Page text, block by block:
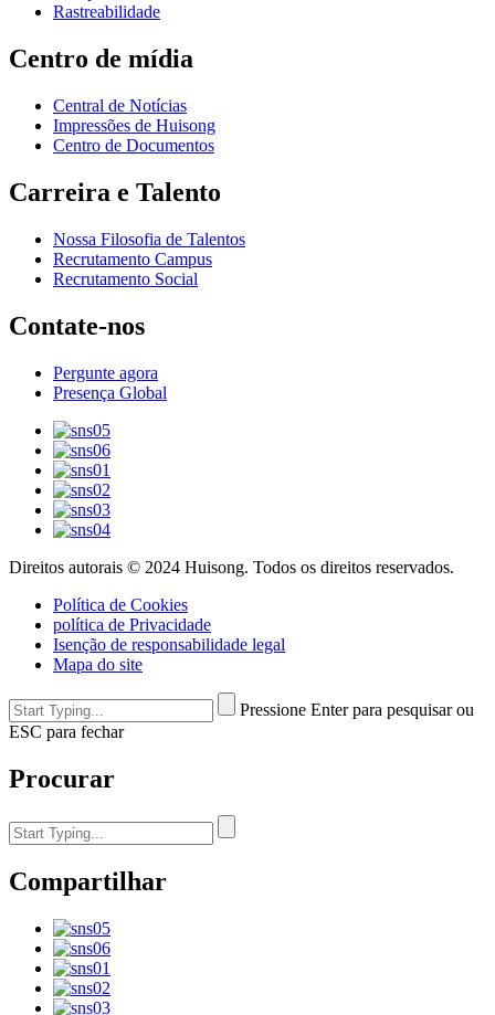
Rastreabilidade
Centro de mídia
Central de Notícias
Impressões de Huisong
Centro de Documentos
Carreira e Talento
Nossa Filosofia de Talentos
Recrutamento Campus
Recrutamento Social
Contate-nos
Pergunte agora
Presença Global
Direitos autorais © 2024 Huisong. Todos os direitos reservados.
Política de Cookies
política de Privacidade
Isenção de responsabilidade legal
Mapa do site
Pressione Enter para pesquisar ou
ESC para fechar
Procurar
Compartilhar